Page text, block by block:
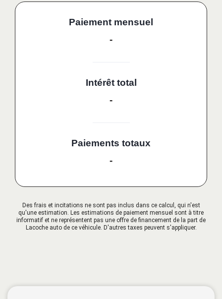
Paiement mensuel
-
Intérêt total
-
Paiements totaux
-
Des frais et incitations ne sont pas inclus dans ce calcul, qui n'est
qu'une estimation. Les estimations de paiement mensuel sont à titre
informatif et ne représentent pas une offre de financement de la part de
Lacoche auto de ce véhicule. D'autres taxes peuvent s'appliquer.